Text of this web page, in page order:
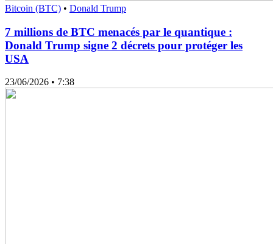
Bitcoin (BTC) • Donald Trump
7 millions de BTC menacés par le quantique :
Donald Trump signe 2 décrets pour protéger les
USA
23/06/2026 • 7:38